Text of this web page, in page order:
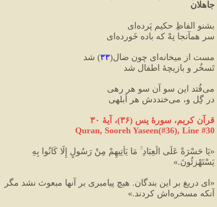
جاهلان
بشنو الفاظِ حکیمِ پَرده‌ای
سر همآنجا نِهْ که باده خَورده‌ای
مست از میخانه‌ای چون ضال (۳۳) شد
تَسخُر و بازیچهٔ اطفال شد
می‌فُتد این سو آن سو هر رهی
در گِل و، می‌خنددش هر اَبلهی
قرآن کریم، سورۀ یس (۳۶)، آیۀ ۳۰
Quran, Sooreh Yaseen(#36), Line #30
«
يَسْتَهْزِئُونَ.»
«
آنكه مسخره‌اش كردند.
»